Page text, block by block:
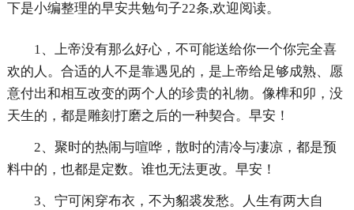
下是小编整理的早安共勉句子22条,欢迎阅读。
1、上帝没有那么好心，不可能送给你一个你完全喜
欢的人。合适的人不是靠遇见的，是上帝给足够成熟、愿
意付出和相互改变的两个人的珍贵的礼物。像榫和卯，没
天生的，都是雕刻打磨之后的一种契合。早安！
2、聚时的热闹与喧哗，散时的清冷与凄凉，都是预
料中的，也都是定数。谁也无法更改。早安！
3、宁可闲穿布衣，不为貂裘发愁。人生有两大自